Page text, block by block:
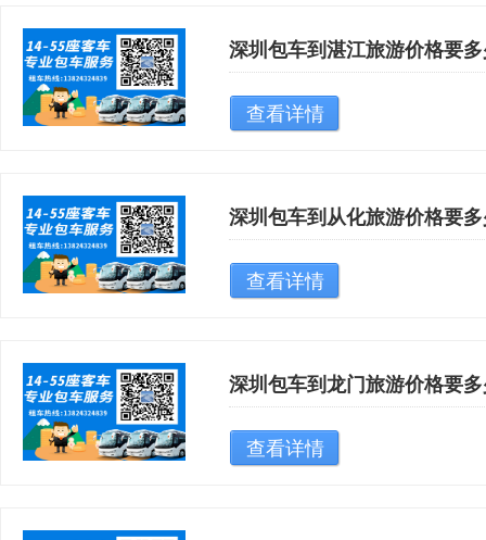
深圳包车到湛江旅游价格要
查看详情
深圳包车到从化旅游价格要
查看详情
深圳包车到龙门旅游价格要
查看详情